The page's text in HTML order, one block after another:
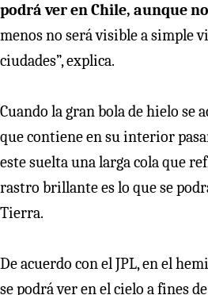
podrá ver en Chile, aunque
menos no será visible a simple
ciudades”, explica.
Cuando la gran bola de hielo se
que contiene en su interior
este suelta una larga cola que
rastro brillante es lo que se
Tierra.
De acuerdo con el JPL, en el
se podrá ver en el cielo a fines